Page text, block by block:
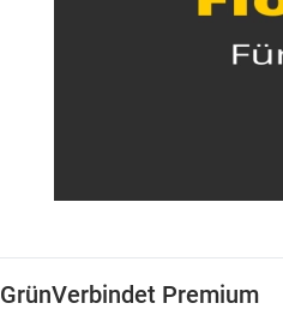
GrünVerbindet Premium